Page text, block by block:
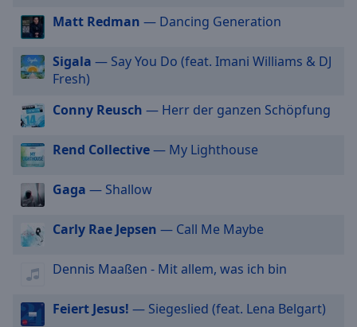
Audio
Picture-
Picture
Fullscreen
This
modal
window.
Beginning
dialog
window.
Escape
Matt Redman — Dancing Generation
Sigala — Say You Do (feat. Imani Williams & DJ
Fresh)
Conny Reusch — Herr der ganzen Schöpfung
Rend Collective— My Lighthouse
Gaga — Shallow
Carly Rae Jepsen — Call Me Maybe
Dennis Maaßen - Mit allem, was ich bin
Feiert Jesus! — Siegeslied (feat. Lena Belgart)